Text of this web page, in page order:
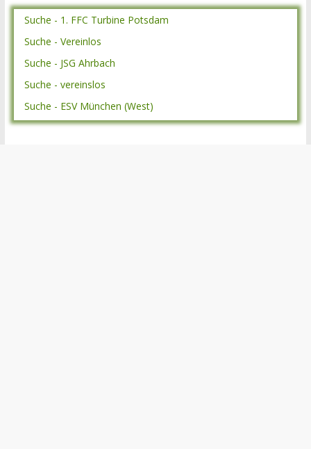
Suche - 1. FFC Turbine Potsdam
Suche - Vereinlos
Suche - JSG Ahrbach
Suche - vereinslos
Suche - ESV München (West)